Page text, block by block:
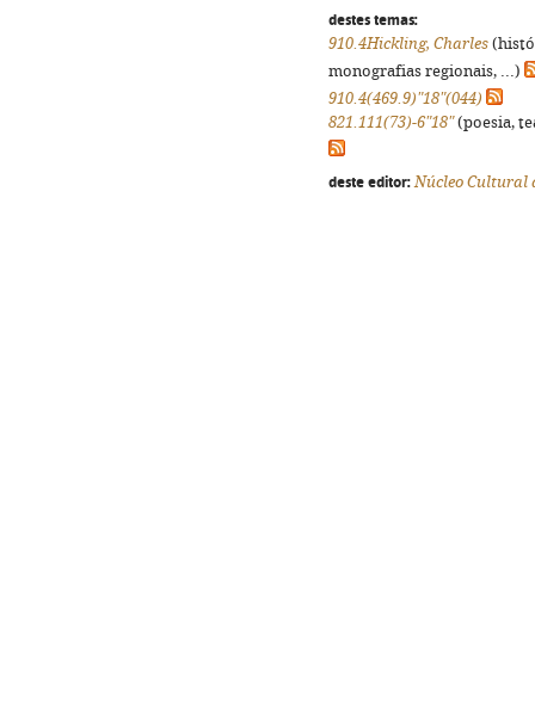
destes temas:
910.4Hickling, Charles
monografias regionais, ...)
910.4(469.9)"18"(044)
821.111(73)-6"18"(poesia,
deste editor: Núcleo Cultural